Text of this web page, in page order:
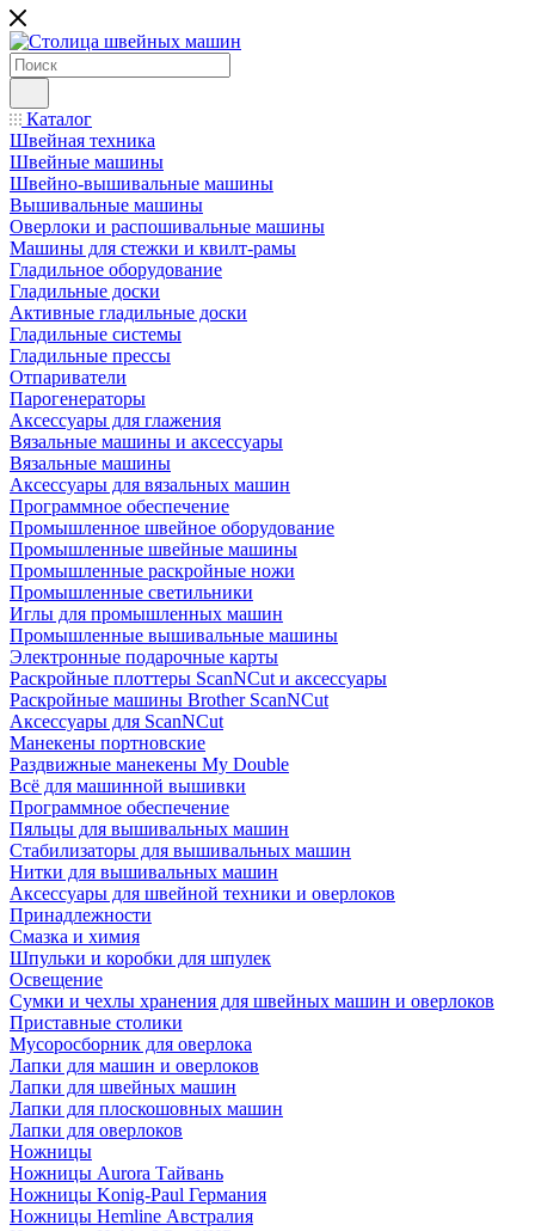
Каталог
Швейная техника
Швейные машины
Швейно-вышивальные машины
Вышивальные машины
Оверлоки и распошивальные машины
Машины для стежки и квилт-рамы
Гладильное оборудование
Гладильные доски
Активные гладильные доски
Гладильные системы
Гладильные прессы
Отпариватели
Парогенераторы
Аксессуары для глажения
Вязальные машины и аксессуары
Вязальные машины
Аксессуары для вязальных машин
Программное обеспечение
Промышленное швейное оборудование
Промышленные швейные машины
Промышленные раскройные ножи
Промышленные светильники
Иглы для промышленных машин
Промышленные вышивальные машины
Электронные подарочные карты
Раскройные плоттеры ScanNCut и аксессуары
Раскройные машины Brother ScanNCut
Аксессуары для ScanNCut
Манекены портновские
Раздвижные манекены My Double
Всё для машинной вышивки
Программное обеспечение
Пяльцы для вышивальных машин
Стабилизаторы для вышивальных машин
Нитки для вышивальных машин
Аксессуары для швейной техники и оверлоков
Принадлежности
Смазка и химия
Шпульки и коробки для шпулек
Освещение
Сумки и чехлы хранения для швейных машин и оверлоков
Приставные столики
Мусоросборник для оверлока
Лапки для машин и оверлоков
Лапки для швейных машин
Лапки для плоскошовных машин
Лапки для оверлоков
Ножницы
Ножницы Aurora Тайвань
Ножницы Konig-Paul Германия
Ножницы Hemline Австралия